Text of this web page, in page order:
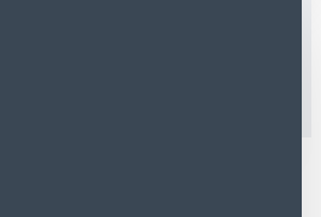
any products to compare.
Rempah